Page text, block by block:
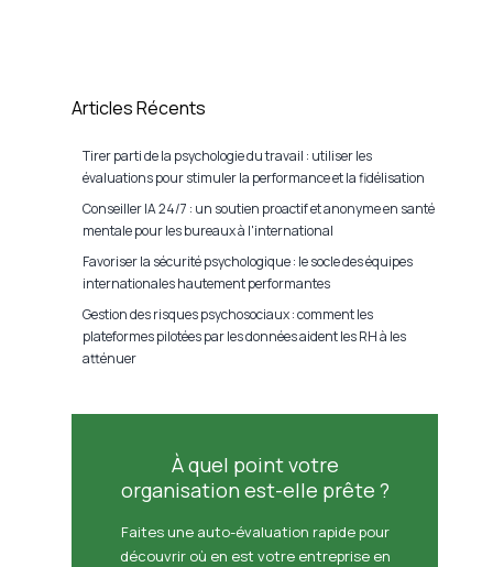
Articles Récents
Tirer parti de la psychologie du travail : utiliser les
évaluations pour stimuler la performance et la fidélisation
Conseiller IA 24/7 : un soutien proactif et anonyme en santé
mentale pour les bureaux à l'international
Favoriser la sécurité psychologique : le socle des équipes
internationales hautement performantes
Gestion des risques psychosociaux : comment les
plateformes pilotées par les données aident les RH à les
atténuer
À quel point votre
organisation est-elle prête ?
Faites une auto-évaluation rapide pour
découvrir où en est votre entreprise en